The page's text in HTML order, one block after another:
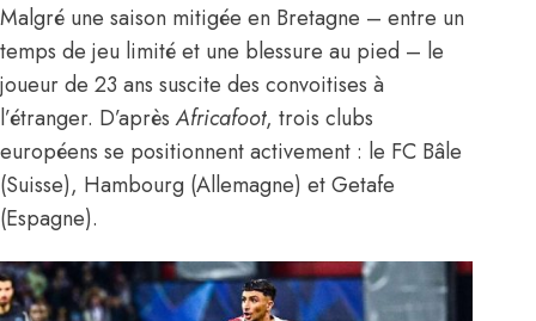
Malgré une saison mitigée en Bretagne – entre un
temps de jeu limité et une blessure au pied – le
joueur de 23 ans suscite des convoitises à
l’étranger. D’aprèsAfricafoot, trois clubs
européens se positionnent activement : le FC Bâle
(Suisse), Hambourg (Allemagne) et Getafe
(Espagne).